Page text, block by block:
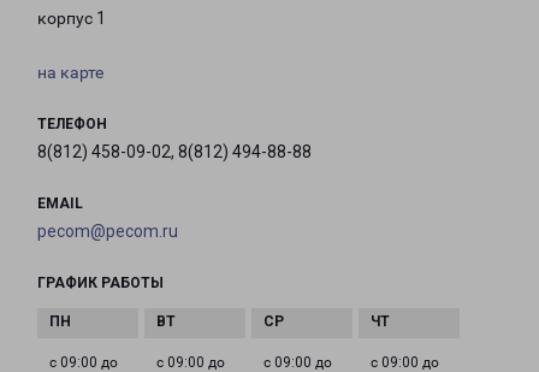
корпус 1
на карте
ТЕЛЕФОН
8(812) 458-09-02, 8(812) 494-88-88
EMAIL
pecom@pecom.ru
ГРАФИК РАБОТЫ
с 09:00 до с 09:00 до с 09:00 до с 09:00 до